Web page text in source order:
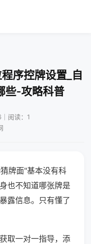
序控牌设置_自
些-攻略科普
阅读：1
牌面"基本没有科
也不知道哪张牌是
露信息。只有懂了
取一对一指导，添